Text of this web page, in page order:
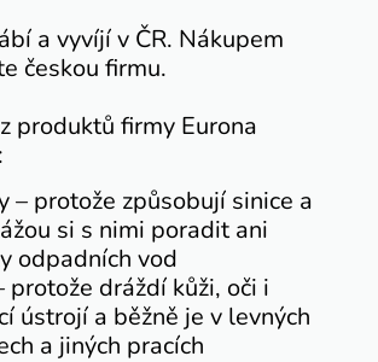
a vyvíjí v ČR. Nákupem
českou firmu.
produktů firmy Eurona
:
– protože způsobují sinice a
si s nimi poradit ani
odpadních vod
protože dráždí kůži, oči i
ústrojí a běžně je v levných
a jiných pracích